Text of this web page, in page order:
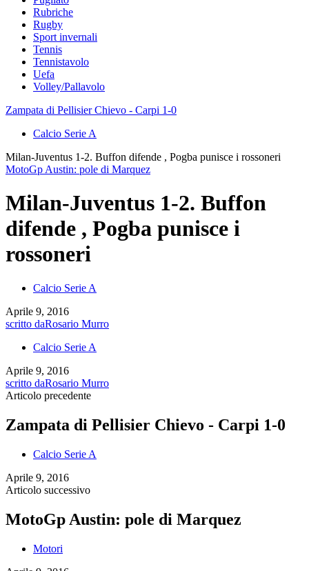
Rubriche
Rugby
Sport invernali
Tennis
Tennistavolo
Uefa
Volley/Pallavolo
Zampata di Pellisier Chievo - Carpi 1-0
Calcio Serie A
Milan-Juventus 1-2. Buffon difende , Pogba punisce i rossoneri
MotoGp Austin: pole di Marquez
Milan-Juventus 1-2. Buffon
difende , Pogba punisce i
rossoneri
Calcio Serie A
Aprile 9, 2016
scritto daRosario Murro
Calcio Serie A
Aprile 9, 2016
scritto daRosario Murro
Articolo precedente
Zampata di Pellisier Chievo - Carpi 1-0
Calcio Serie A
Aprile 9, 2016
Articolo successivo
MotoGp Austin: pole di Marquez
Motori